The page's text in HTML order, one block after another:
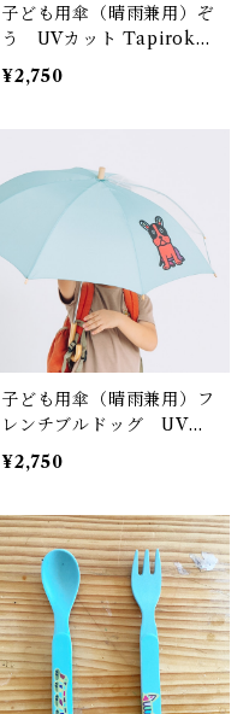
子ども用傘（晴雨兼用）ぞ
う UVカット Tapirok
OKUYAMA YU タピロク
奥山優
¥2,750
子ども用傘（晴雨兼用）フ
レンチブルドッグ UVカ
ット Tapirok OKUYAM
A YU タピロク 奥山優
¥2,750